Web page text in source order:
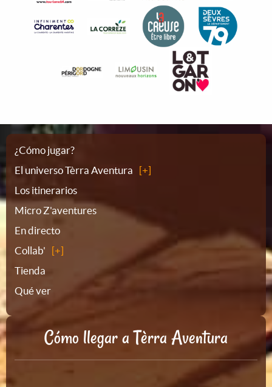
Plano
del
sitio
¿Cómo jugar?
El universo Tèrra Aventura
Los itinerarios
Micro Z'aventures
En directo
Collab'
Tienda
Qué ver
Cómo llegar a Tèrra Aventura